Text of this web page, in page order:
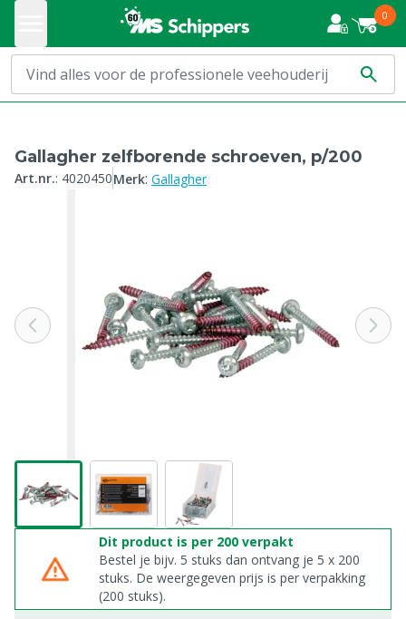
0
Gallagher zelfborende schroeven, p/200
Art.nr.: 4020450Merk: Gallagher
Dit product is per 200 verpakt
Bestel je bijv. 5 stuks dan ontvang je 5 x 200
stuks. De weergegeven prijs is per verpakking
(200 stuks).